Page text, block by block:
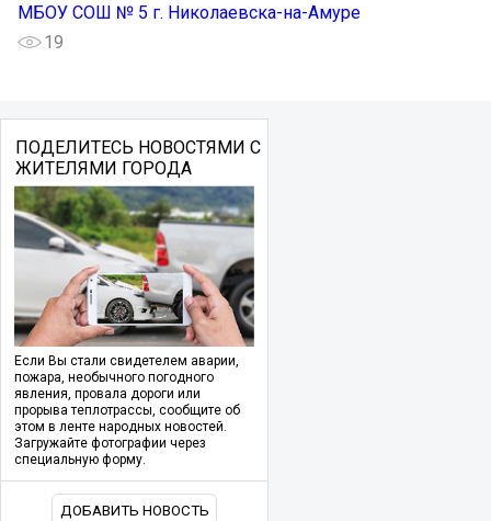
МБОУ СОШ № 5 г. Николаевска-на-Амуре
19
ПОДЕЛИТЕСЬ НОВОСТЯМИ С
ЖИТЕЛЯМИ ГОРОДА
Если Вы стали свидетелем аварии,
пожара, необычного погодного
явления, провала дороги или
прорыва теплотрассы, сообщите об
этом в ленте народных новостей.
Загружайте фотографии через
специальную форму.
ДОБАВИТЬ НОВОСТЬ